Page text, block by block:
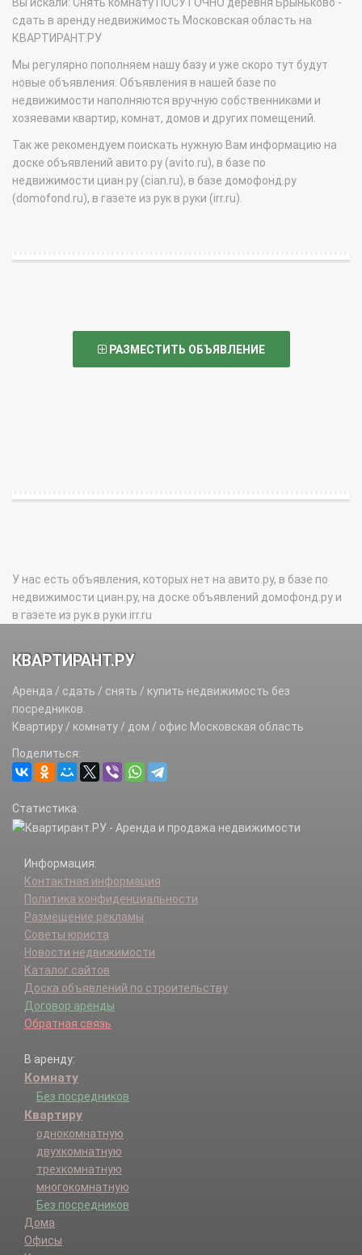
Вы искали: Снять комнату ПОСУТОЧНО деревня Брыньково -
сдать в аренду недвижимость Московская область на
КВАРТИРАНТ.РУ
Мы регулярно пополняем нашу базу и уже скоро тут будут
новые объявления. Объявления в нашей базе по
недвижимости наполняются вручную собственниками и
хозяевами квартир, комнат, домов и других помещений.
Так же рекомендуем поискать нужную Вам информацию на
доске объявлений авито.ру (avito.ru), в базе по
недвижимости циан.ру (cian.ru), в базе домофонд.ру
(domofond.ru), в газете из рук в руки (irr.ru).
РАЗМЕСТИТЬ ОБЪЯВЛЕНИЕ
У нас есть объявления, которых нет на авито.ру, в базе по
недвижимости циан.ру, на доске объявлений домофонд.ру и
в газете из рук в руки irr.ru
КВАРТИРАНТ.РУ
Аренда / сдать / снять / купить недвижимость без
посредников.
Квартиру / комнату / дом / офис Московская область
Поделиться:
Статистика:
Информация:
Контактная информация
Политика конфиденциальности
Размещение рекламы
Советы юриста
Новости недвижимости
Каталог сайтов
Доска объявлений по строительству
Договор аренды
Обратная связь
В аренду:
Комнату
Без посредников
Квартиру
однокомнатную
двухкомнатную
трехкомнатную
многокомнатную
Без посредников
Дома
Офисы